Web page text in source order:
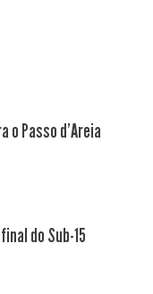
o Passo d'Areia
do Sub-15